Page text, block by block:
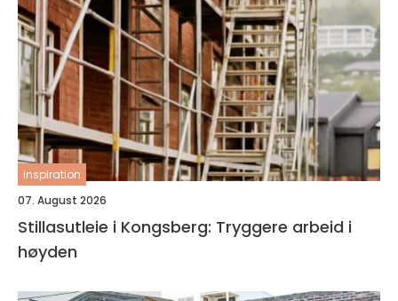
inspiration
07. August 2026
Stillasutleie i Kongsberg: Tryggere arbeid i
høyden